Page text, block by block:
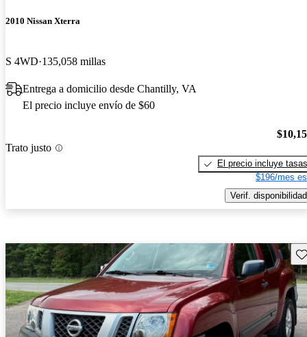
2010 Nissan Xterra
S 4WD 135,058 millas
Entrega a domicilio desde Chantilly, VA
El precio incluye envío de $60
Trato justo
El precio incluye tasas
$196/mes
Verif. disponibilidad